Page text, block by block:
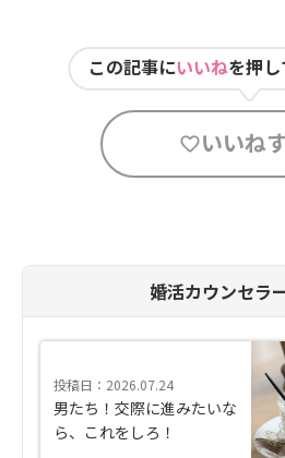
この記事にいいねを押し
いいね
婚活カウンセラ
投稿日：2026.07.24
男たち！交際に進みたいな
ら、これをしろ！